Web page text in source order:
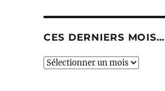
CES DERNIERS MOIS…
Ces